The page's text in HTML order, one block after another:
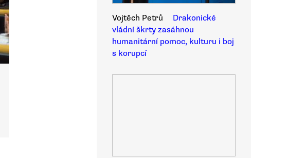
Vojtěch Petrů
Drakonické
vládní škrty zasáhnou
humanitární pomoc, kulturu i boj
s korupcí